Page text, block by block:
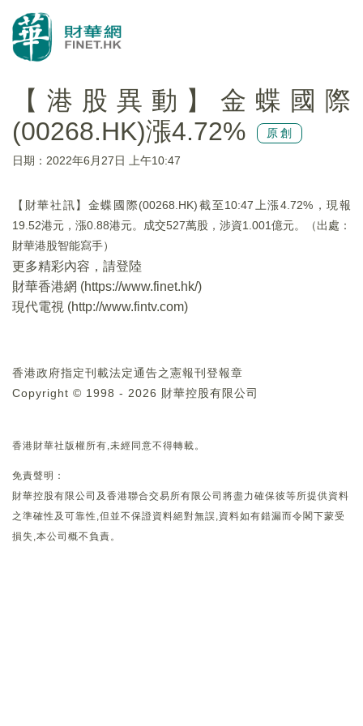
【港股異動】金蝶國際
(00268.HK)漲4.72%
原創
日期：2022年6月27日 上午10:47
【財華社訊】金蝶國際(00268.HK)截至10:47上漲4.72%，現報
19.52港元，漲0.88港元。成交527萬股，涉資1.001億元。（出處：
財華港股智能寫手）
更多精彩內容，請登陸
財華香港網 (https://www.finet.hk/)
現代電視 (http://www.fintv.com)
香港政府指定刊載法定通告之憲報刊登報章
Copyright © 1998 - 2026 財華控股有限公司
香港財華社版權所有,未經同意不得轉載。
免責聲明：
財華控股有限公司及香港聯合交易所有限公司將盡力確保彼等所提供資料
之準確性及可靠性,但並不保證資料絕對無誤,資料如有錯漏而令閣下蒙受
損失,本公司概不負責。